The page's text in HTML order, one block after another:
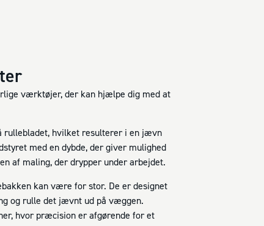
værktøjer, der kan hjælpe dig med at
rullebladet, hvilket resulterer i en jævn
med en dybde, der giver mulighed
af maling, der drypper under arbejdet.
kan være for stor. De er designet
og rulle det jævnt ud på væggen.
hvor præcision er afgørende for et